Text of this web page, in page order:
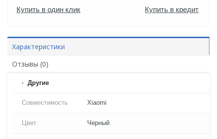
Купить в один клик Купить в кредит
Характеристики
Отзывы (0)
Другие
Совместимость Xiaomi
Цвет Черный